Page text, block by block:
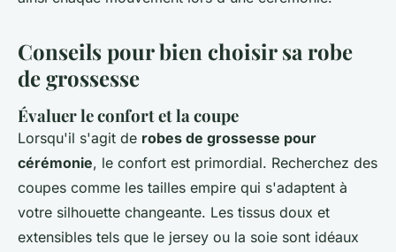
Conseils pour bien choisir sa robe
de grossesse
Évaluer le confort et la coupe
Lorsqu'il s'agit de robes de grossesse pour
cérémonie, le confort est primordial. Recherchez des
coupes comme les tailles empire qui s'adaptent à
votre silhouette changeante. Les tissus doux et
extensibles tels que le jersey ou la soie sont idéaux